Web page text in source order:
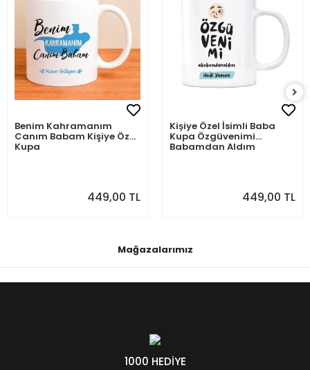
Benim Kahramanım
Canım Babam Kişiye Özel
Kupa
449,00 TL
Kişiye Özel İsimli Baba
Kupa Özgüvenimi
Babamdan Aldım
449,00 TL
Mağazalarımız
1000 HEDİYE